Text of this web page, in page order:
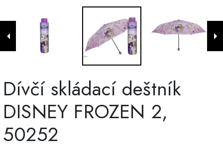
Dívčí skládací deštník
DISNEY FROZEN 2,
50252